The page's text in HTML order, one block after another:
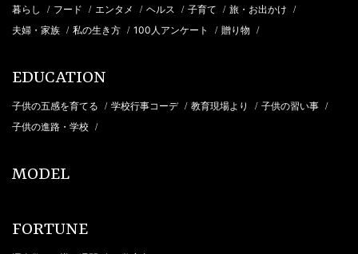
暮らし / フード / エンタメ / ヘルス / 子育て / 旅・お出かけ /
夫婦・家族 / 私の生き方 / 100人アンケート / 贈り物 /
EDUCATION
子供の五感を育てる / 学校行事コーデ / 教育現場より / 子供の習い事 /
子供の進路・学校 /
MODEL
FORTUNE